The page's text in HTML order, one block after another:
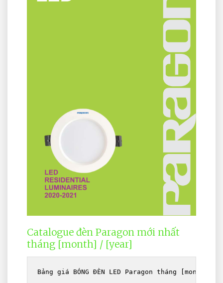
Catalogue đèn Paragon mới nhất
tháng [month] / [year]
Bảng giá BÓNG ĐÈN LED Paragon tháng [month]